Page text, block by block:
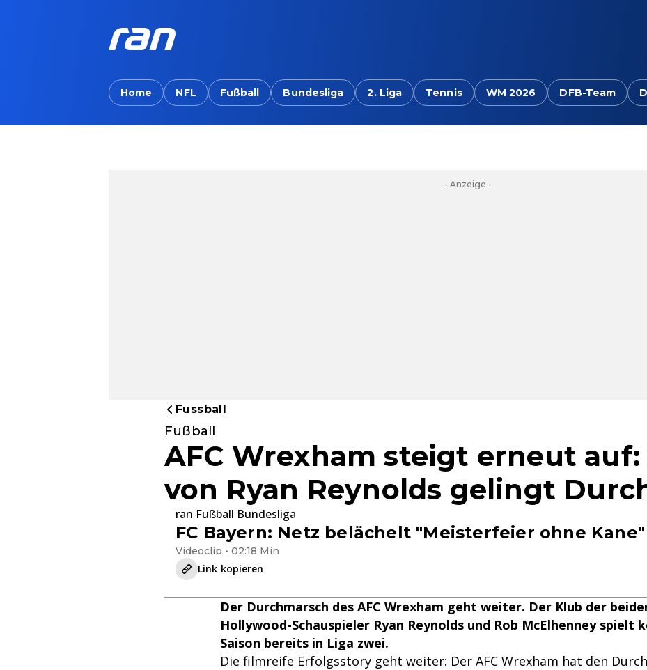
Home NFL Fußball Bundesliga 2. Liga Tennis WM 2026 DFB-Team
- Anzeige -
Fussball
Fußball
AFC Wrexham steigt erneut
von Ryan Reynolds gelingt
ran Fußball Bundesliga
FC Bayern: Netz belächelt "Meisterfeier ohne Kane"
Videoclip • 02:18 Min
Link kopieren
Der Durchmarsch des AFC Wrexham geht weiter. Der Klub der
Hollywood-Schauspieler Ryan Reynolds und Rob McElhenney spielt
Saison bereits in Liga zwei.
Die filmreife Erfolgsstory geht weiter: Der AFC Wrexham hat den